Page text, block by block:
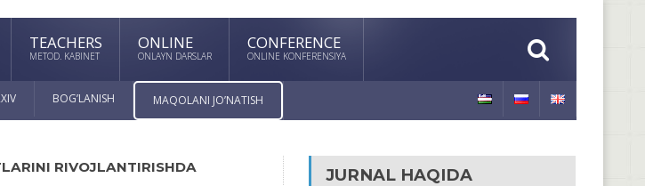
TEACHERS
METOD. KABINET
ONLINE
ONLAYN DARSLAR
CONFERENCE
ONLINE KONFERENSIYA
BOG’LANISH MAQOLANI JO’NATISH
RIVOJLANTIRISHDA
JURNAL HAQIDA